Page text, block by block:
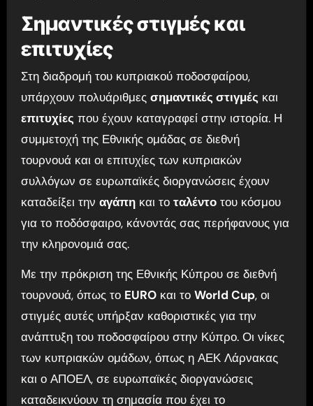
Σημαντικές στιγμές και
επιτυχίες
Στη διαδρομή του κυπριακού ποδοσφαίρου,
υπάρχουν πολυάριθμες σημαντικές στιγμέςκαι
επιτυχίεςπου έχουν καταγραφεί στην ιστορία. Η
συμμετοχή της Εθνικής ομάδας σε διεθνή
τουρνουά και οι επιτυχίες των κυπριακών
συλλόγων σε ευρωπαϊκές διοργανώσεις έχουν
καταδείξει την αγάπηκαι το ταλέντοτου κόσμου
για το ποδόσφαιρο, κάνοντάς σας περήφανους για
την κληρονομιά σας.
Με την πρόκριση της Εθνικής Κύπρου σε διεθνή
τουρνουά, όπως το EUROκαι το World Cup, οι
στιγμές αυτές υπήρξαν καθοριστικές για την
ανάπτυξη του ποδοσφαίρου στην Κύπρο. Οι νίκες
των κυπριακών ομάδων, όπως η ΑΕΚ Λάρνακας
και ο ΑΠΟΕΛ, σε ευρωπαϊκές διοργανώσεις
καταδεικνύουν τη σημασία που έχει το